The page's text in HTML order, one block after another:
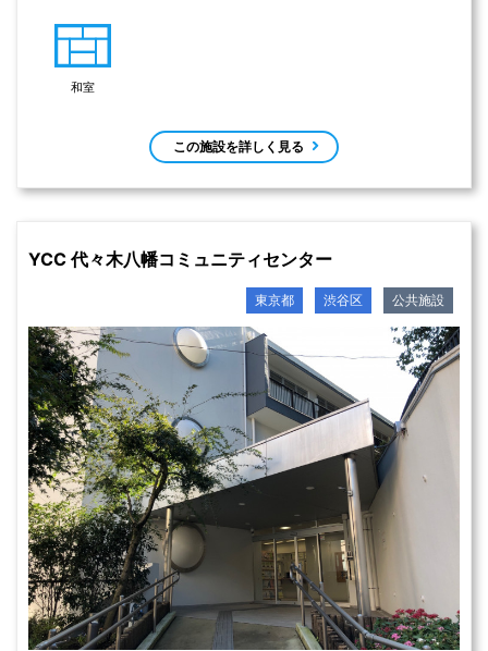
和室
この施設を詳しく見る
YCC 代々木八幡コミュニティセンター
東京都 渋谷区 公共施設